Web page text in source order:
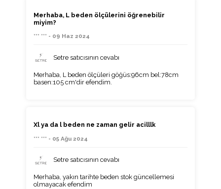
Merhaba, L beden ölçülerini öğrenebilir
miyim?
*** *** - 09 Haz 2024
Setre satıcısının cevabı
Merhaba, L beden ölçüleri göğüs:96cm bel:78cm
basen:105 cm'dir efendim.
Xl ya da l beden ne zaman gelir acilllk
*** *** - 05 Ağu 2024
Setre satıcısının cevabı
Merhaba, yakın tarihte beden stok güncellemesi
olmayacak efendim